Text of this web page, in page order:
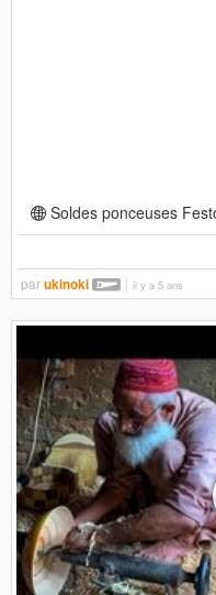
Soldes ponceuses
parukinoki il y a 5 ans